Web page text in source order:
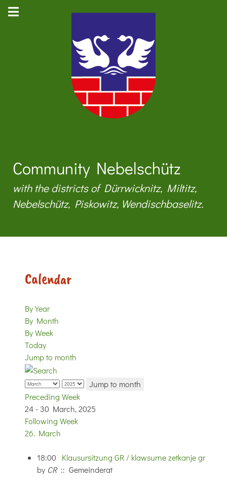
Community Nebelschütz
with the districts of Dürrwicknitz, Miltitz,
Nebelschütz, Piskowitz, Wendischbaselitz.
Calendar
By Year
By Month
By Week
Today
Jump to month
Jump to month
Preceding Week
24 - 30 March, 2025
Following Week
26. March
18:00 Klausursitzung GR / klawsurne zetkanje gr
by CR:: Gemeinderat